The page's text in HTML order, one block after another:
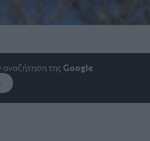
αναζήτηση της Google